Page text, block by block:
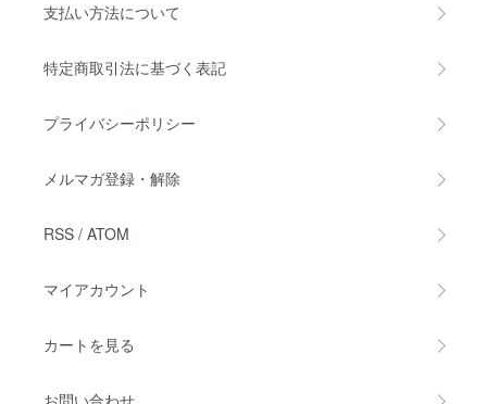
支払い方法について
特定商取引法に基づく表記
プライバシーポリシー
メルマガ登録・解除
RSS / ATOM
マイアカウント
カートを見る
お問い合わせ